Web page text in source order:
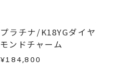
プラチナ/K18YGダイヤ
モンドチャーム
¥184,800